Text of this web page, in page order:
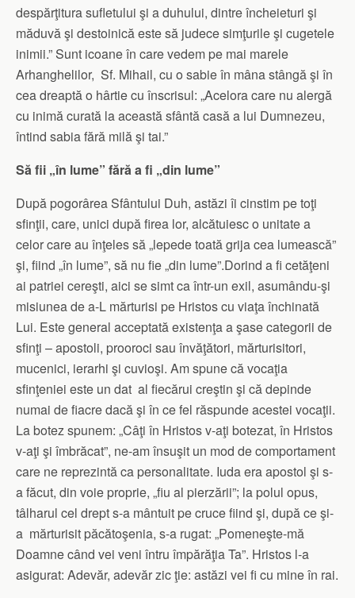
despărţitura sufletului şi a duhului, dintre încheieturi şi
măduvă şi destoinică este să judece simţurile şi cugetele
inimii.” Sunt icoane în care vedem pe mai marele
Arhanghelilor, Sf. Mihail, cu o sabie în mâna stângă şi în
cea dreaptă o hârtie cu înscrisul: „Acelora care nu alergă
cu inimă curată la această sfântă casă a lui Dumnezeu,
întind sabia fără milă şi tai.”
Să fii „în lume” fără a fi „din lume”
După pogorârea Sfântului Duh, astăzi îi cinstim pe toţi
sfinţii, care, unici după firea lor, alcătuiesc o unitate a
celor care au înţeles să „lepede toată grija cea lumească”
şi, fiind „în lume”, să nu fie „din lume”.Dorind a fi cetăţeni
ai patriei cereşti, aici se simt ca într-un exil, asumându-şi
misiunea de a-L mărturisi pe Hristos cu viaţa închinată
Lui. Este general acceptată existenţa a şase categorii de
sfinţi – apostoli, prooroci sau învăţători, mărturisitori,
mucenici, ierarhi şi cuvioşi. Am spune că vocaţia
sfinţeniei este un dat al fiecărui creştin şi că depinde
numai de fiacre dacă şi în ce fel răspunde acestei vocaţii.
La botez spunem: „Câţi în Hristos v-aţi botezat, în Hristos
v-aţi şi îmbrăcat”, ne-am însuşit un mod de comportament
care ne reprezintă ca personalitate. Iuda era apostol şi s-
a făcut, din voie proprie, „fiu al pierzării”; la polul opus,
tâlharul cel drept s-a mântuit pe cruce fiind şi, după ce şi-
a mărturisit păcătoşenia, s-a rugat: „Pomeneşte-mă
Doamne când vei veni întru împărăţia Ta”. Hristos l-a
asigurat: Adevăr, adevăr zic ţie: astăzi vei fi cu mine în rai.